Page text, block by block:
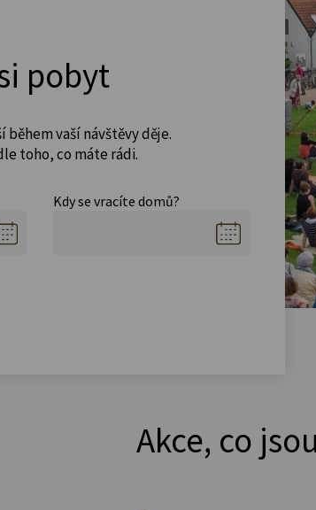
pobyt
během vaší návštěvy děje.
toho, co máte rádi.
Kdy se vracíte domů?
Akce, co